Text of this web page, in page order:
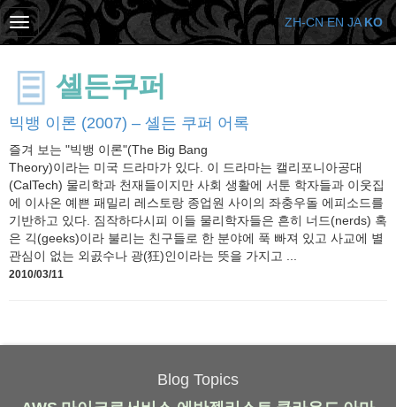
셸든쿠퍼
빅뱅 이론 (2007) – 셸든 쿠퍼 어록
즐겨 보는 "빅뱅 이론"(The Big Bang
Theory)이라는 미국 드라마가 있다. 이 드라마는 캘리포니아공대
(CalTech) 물리학과 천재들이지만 사회 생활에 서툰 학자들과 이웃집
에 이사온 예쁜 패밀리 레스토랑 종업원 사이의 좌충우돌 에피소드를
기반하고 있다. 짐작하다시피 이들 물리학자들은 흔히 너드(nerds) 혹
은 긱(geeks)이라 불리는 친구들로 한 분야에 푹 빠져 있고 사교에 별
관심이 없는 외곬수나 광(狂)인이라는 뜻을 가지고 ...
2010/03/11
Blog Topics
ZH-CN EN JA KO